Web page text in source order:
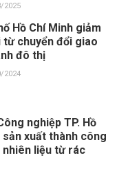
2025
Hồ Chí Minh giảm
từ chuyển đổi giao
đô thị
2024
nghiệp TP. Hồ
sản xuất thành công
nhiên liệu từ rác